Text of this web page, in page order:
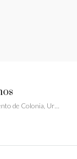
Colonia, Uruguay